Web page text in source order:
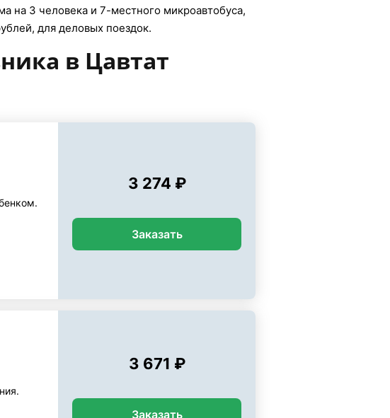
на 3 человека и 7-местного микроавтобуса,
для деловых поездок.
в Цавтат
3 274 ₽
Заказать
3 671 ₽
Заказать